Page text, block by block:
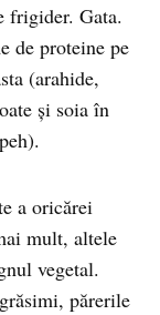
frigider. Gata.
de proteine pe
(arahide,
și soia în
a oricărei
mult, altele
vegetal.
părerile